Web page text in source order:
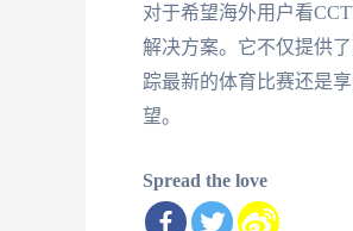
对于希望海外用户看
解决方案。它不仅提供
踪最新的体育比赛还是
望。
Spread the love